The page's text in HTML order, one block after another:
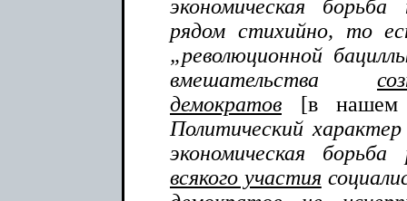
экономическая
рядом стихийно, то
„революционной
вмешательства
демократов
[в нашем
Политический
экономическая
всякого участия